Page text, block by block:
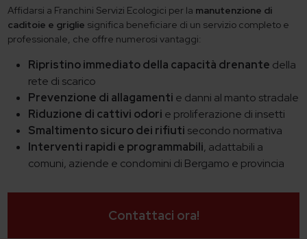
Affidarsi a Franchini Servizi Ecologici per la manutenzione di
caditoie e griglie significa beneficiare di un servizio completo e
professionale, che offre numerosi vantaggi:
Ripristino immediatodella capacità drenante della
rete di scarico
Prevenzione di allagamenti e danni al manto stradale
Riduzione di cattivi odori e proliferazione di insetti
Smaltimento sicuro dei rifiuti secondo normativa
Interventi rapidi e programmabili, adattabili a
comuni, aziende e condomini di Bergamo e provincia
Contattaci ora!